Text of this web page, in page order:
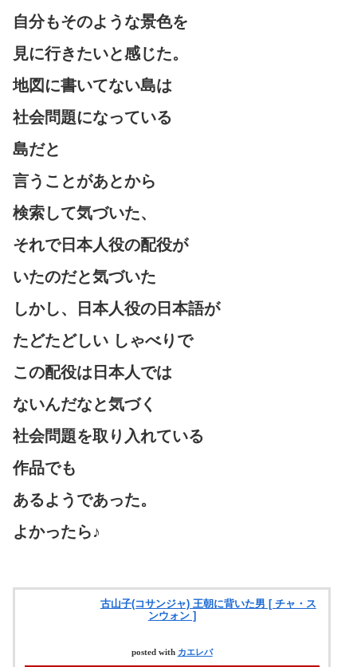
自分もそのような景色を
見に行きたいと感じた。
地図に書いてない島は
社会問題になっている
島だと
言うことがあとから
検索して気づいた、
それで日本人役の配役が
いたのだと気づいた
しかし、日本人役の日本語が
たどたどしい しゃべりで
この配役は日本人では
ないんだなと気づく
社会問題を取り入れている
作品でも
あるようであった。
よかったら♪
古山子(コサンジャ) 王朝に背いた男 [ チャ・ス
ンウォン ]
posted with カエレバ